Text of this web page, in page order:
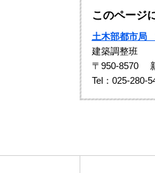
このページ
土木部都市局
建築調整班
〒950-8570
Tel：025-280-